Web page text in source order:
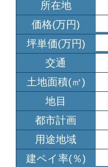
所在地
価格(万円)
坪単価(万円)
交通
土地面積(㎡)
地目
都市計画
用途地域
建ペイ率(％)